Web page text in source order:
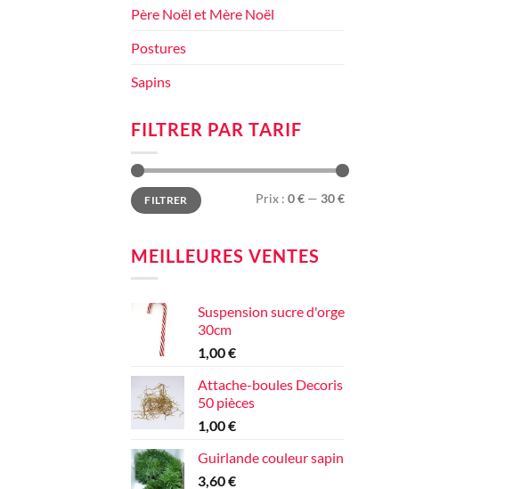
Père Noël et Mère Noël
Postures
Sapins
FILTRER PAR TARIF
Prix
min
Prix
maxFILTRER Prix : 0 € — 30 €
MEILLEURES VENTES
Suspension sucre d'orge
30cm
1,00€
Attache-boules Decoris
50 pièces
1,00€
Guirlande couleur sapin
3,60€